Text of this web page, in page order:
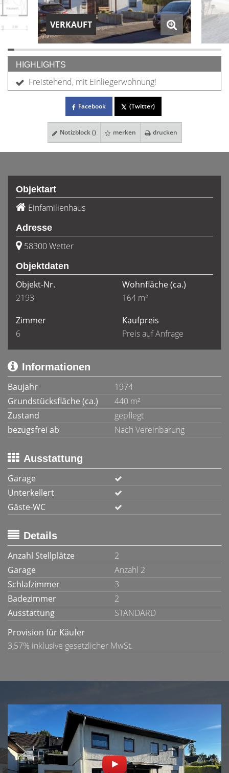
VERKAUFT
HIGHLIGHTS
Freistehend, mit Einliegerwohnung!
Facebook (Twitter)
Notizblock () merken drucken
Objektart
Einfamilienhaus
Adresse
58300 Wetter
Objektdaten
Objekt-Nr.
2193
Wohnfläche(ca.)
164 m²
Zimmer
6
Kaufpreis
Preis auf Anfrage
Informationen
Baujahr
1974
Grundstücksfläche (ca.)
440 m²
Zustand
gepflegt
bezugsfrei ab
Nach Vereinbarung
Ausstattung
Garage
Unterkellert
Gäste-WC
Details
Anzahl Stellplätze
2
Garage
Anzahl 2
Schlafzimmer
3
Badezimmer
2
Ausstattung
STANDARD
Provision für Käufer
3,57% inklusive gesetzlicher MwSt.